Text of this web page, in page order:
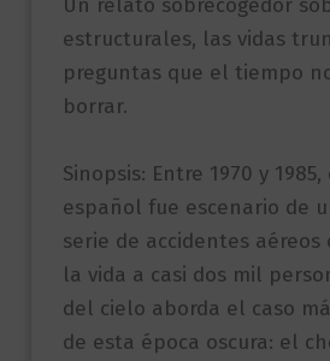
Un relato sobrecogedor
estructurales, las vidas
preguntas que el tiempo
borrar.
Sinopsis: Entre 1970 y
español fue escenario de
serie de accidentes aéreos
la vida a casi dos mil
del cielo aborda el caso
de esta época oscura: el